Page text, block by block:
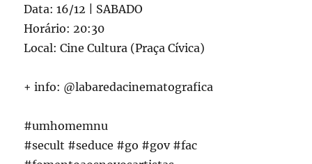
Data: 16/12 | SABADO
Horário: 20:30
Local: Cine Cultura (Praça Cívica)
+ info: @labaredacinematografica
#umhomemnu
#secult #seduce #go #gov #fac